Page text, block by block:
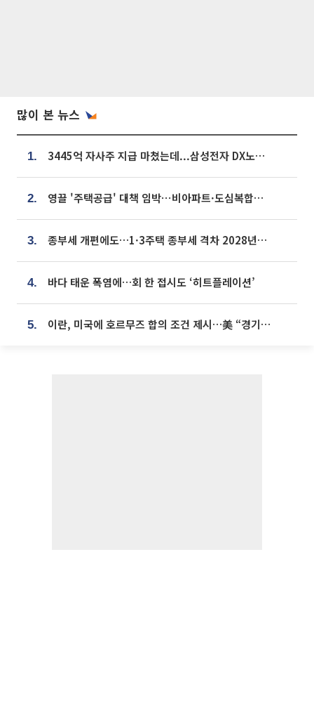
많이 본 뉴스
1. 3445억 자사주 지급 마쳤는데...삼성전자 DX노조, 뒤늦은 '떼쓰기 집회'
2. 영끌 '주택공급' 대책 임박⋯비아파트·도심복합까지 총동원
3. 종부세 개편에도…1·3주택 종부세 격차 2028년부터 확대
4. 바다 태운 폭염에…회 한 접시도 ‘히트플레이션’
5. 이란, 미국에 호르무즈 합의 조건 제시…美 “경기 아직 안 끝나” [종합]